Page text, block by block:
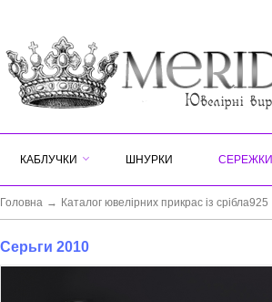
КАБЛУЧКИ ШНУРКИ СЕРЕЖКИ
Головна → Каталог ювелірних прикрас із срібла925
Серьги 2010